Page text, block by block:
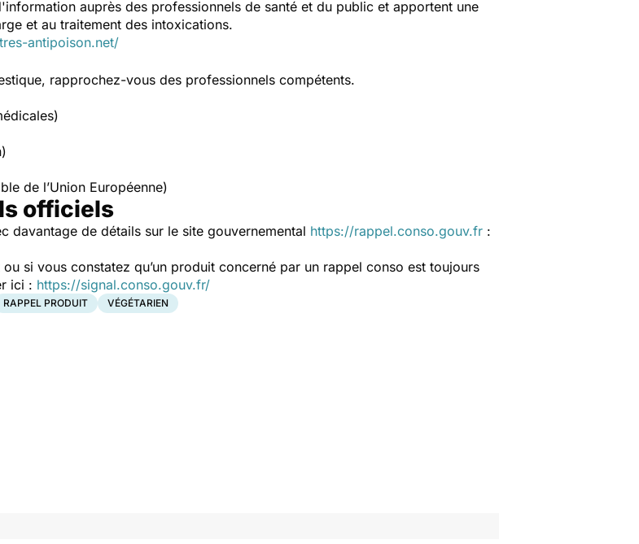
auprès des professionnels de santé et du public et apportent une
et au traitement des intoxications.
antipoison.net/
rapprochez-vous des professionnels compétents.
de l’Union Européenne)
officiels
davantage de détails sur le site gouvernemental https://rappel.conso.gouv.fr :
si vous constatez qu’un produit concerné par un rappel conso est toujours
ici : https://signal.conso.gouv.fr/
RAPPEL PRODUIT VÉGÉTARIEN